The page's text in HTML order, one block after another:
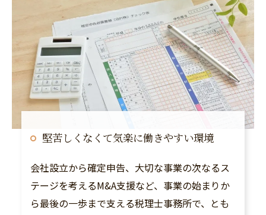
堅苦しくなくて気楽に働きやすい環境
会社設立から確定申告、大切な事業の次なるス
テージを考えるM&A支援など、事業の始まりか
ら最後の一歩まで支える税理士事務所で、とも